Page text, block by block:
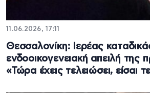
11.06.2026, 17:11
Θεσσαλονίκη: Ιερέας
ενδοοικογενειακή απειλή της
«Τώρα έχεις τελειώσει, είσαι